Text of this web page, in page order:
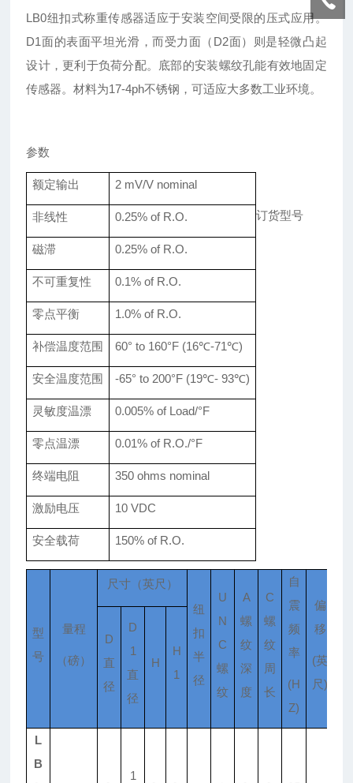
LB0纽扣式称重传感器适应于安装空间受限的压式应用。
D1面的表面平坦光滑，而受力面（D2面）则是轻微凸起
设计，更利于负荷分配。底部的安装螺纹孔能有效地固定
传感器。材料为17-4ph不锈钢，可适应大多数工业环境。
参数
额定输出 2 mV/V nominal
非线性 0.25% of R.O.
磁滞 0.25% of R.O.
不可重复性 0.1% of R.O.
零点平衡 1.0% of R.O.
补偿温度范围 60° to 160°F (16℃-71℃)
安全温度范围 -65° to 200°F (19℃- 93℃)
灵敏度温漂 0.005% of Load/°F
零点温漂 0.01% of R.O./°F
终端电阻 350 ohms nominal
激励电压 10 VDC
安全载荷 150% of R.O.
订货型号
型
号
量程
（磅）
尺寸（英尺）
纽
扣
半
径
U
N
C
螺
纹
A
螺
纹
深
度
C
螺
纹
周
长
自
震
频
率
(H
Z)
偏
移
(英
尺)
D
直
径
D
1
直
径
H
H
1
L
B
1